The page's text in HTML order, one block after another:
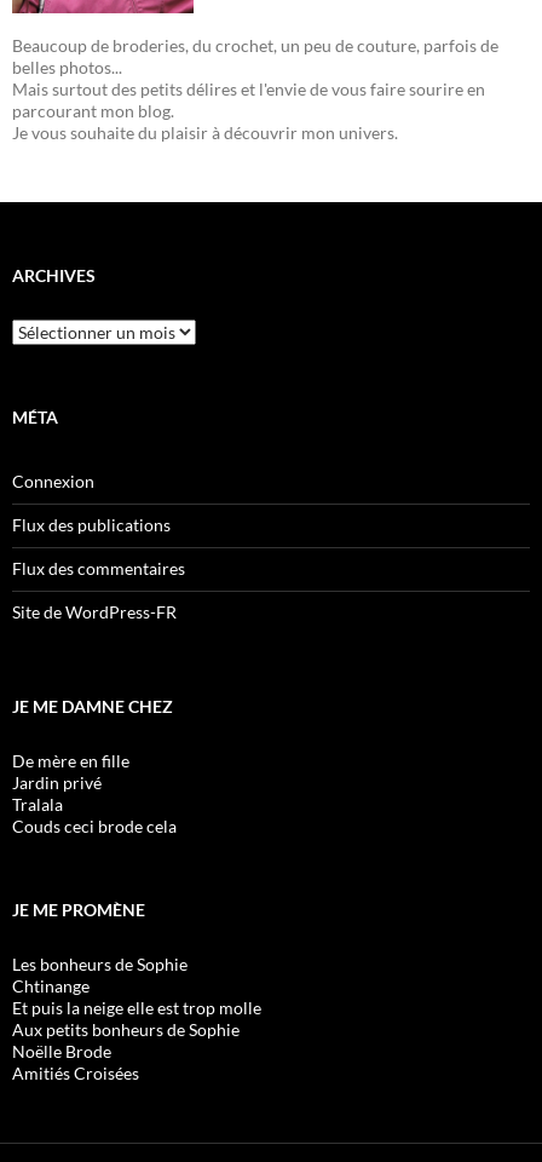
Beaucoup de broderies, du crochet, un peu de couture, parfois de
belles photos...
Mais surtout des petits délires et l'envie de vous faire sourire en
parcourant mon blog.
Je vous souhaite du plaisir à découvrir mon univers.
ARCHIVES
Archives
MÉTA
Connexion
Flux des publications
Flux des commentaires
Site de WordPress-FR
JE ME DAMNE CHEZ
De mère en fille
Jardin privé
Tralala
Couds ceci brode cela
JE ME PROMÈNE
Les bonheurs de Sophie
Chtinange
Et puis la neige elle est trop molle
Aux petits bonheurs de Sophie
Noëlle Brode
Amitiés Croisées